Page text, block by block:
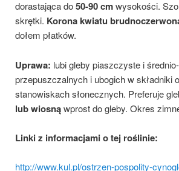
dorastająca do50-90 cmwysokości.
skrętki. Korona kwiatu
dołem płatków.
Uprawa: lubi gleby piaszczyste i
przepuszczalnych i ubogich w składniki
stanowiskach słonecznych. Preferuje
lub wiosnąwprost do gleby. Okres
Linki z informacjami o tej roślinie:
http://www.kul.pl/ostrzen-pospolity-